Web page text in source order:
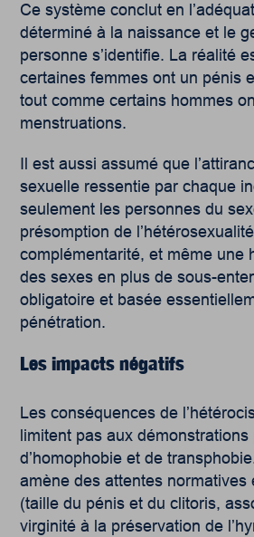
Ce système conclut en
déterminé à la naissance et le
personne s’identifie. La réalité
certaines femmes ont un pénis
tout comme certains hommes
menstruations.
Il est aussi assumé que
sexuelle ressentie par chaque
seulement les personnes du
présomption de
complémentarité, et même une
des sexes en plus de sous-
obligatoire et basée
pénétration.
Les impacts négatifs
Les conséquences de
limitent pas aux
d’homophobie et de
amène des attentes normatives
(taille du pénis et du clitoris,
virginité à la préservation de